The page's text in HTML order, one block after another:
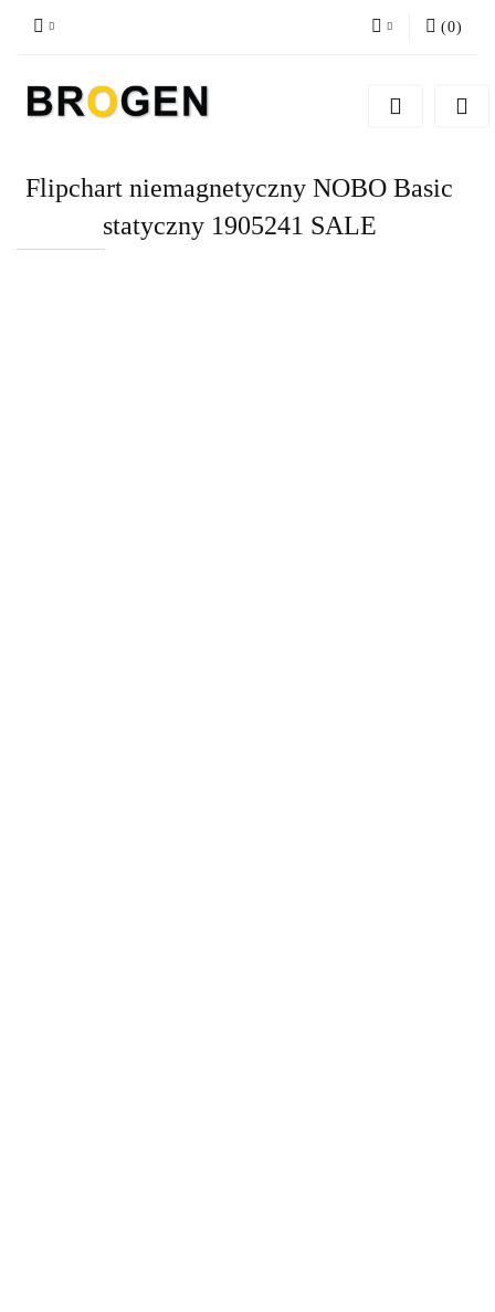
Zarejestruj się
Zgody cookies
(0)
Flipchart niemagnetyczny NOBO Basic
statyczny 1905241 SALE